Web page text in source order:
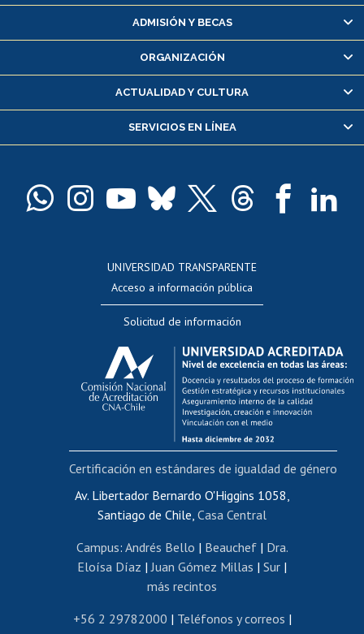
Matrícula en línea
Inscripción y cambio de asignaturas
Consulta y certificado de notas
Servicio médico y dental
Pago de arancel y crédito alumnos
Docentes
Evaluación docente
Calificación académica
Postulación al AUCAI
Funcionarias/os
Cursos internos de capacitación
Bienestar del personal
Portal de movilidad interna
Certificado de renta
Certificado de renta honorarios
Editar páginas blancas
Extranjeras/os
Revalidación y reconocimiento de títulos
ADMISIÓN Y BECAS
ORGANIZACIÓN
ACTUALIDAD Y CULTURA
SERVICIOS EN LÍNEA
UNIVERSIDAD TRANSPARENTE
Acceso a información pública
Solicitud de información
Av. Libertador Bernardo O'Higgins 1058,
Santiago de Chile, Casa Central
Campus: Andrés Bello | Beauchef| Dra.
Eloísa Díaz |Juan Gómez Millas | Sur |
más recintos
+56 2 29782000 | Teléfonos y correos |
Certificación en estándares de igualdad de género